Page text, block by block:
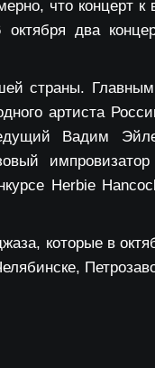
что концерт
два
страны.
артиста
Вадим
Herbie
которые в